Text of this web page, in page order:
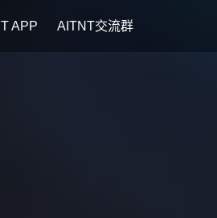
APP AITNT交流群